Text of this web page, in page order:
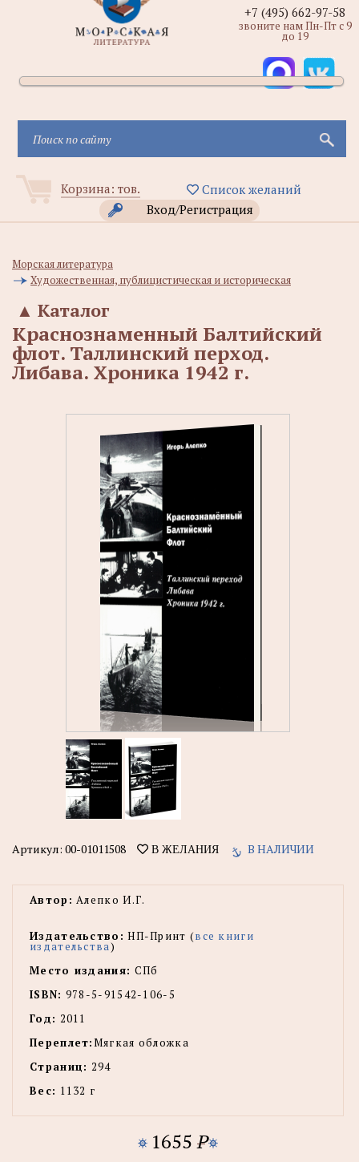
Корзина: тов.
Список желаний
Вход/Регистрация
+7 (495) 662-97-58
звоните нам Пн-Пт с 9
до 19
Морская литература
Художественная, публицистическая и историческая
Каталог
▲
Краснознаменный Балтийский
флот. Таллинский перход.
Либава. Хроника 1942 г.
Артикул: 00-01011508 В ЖЕЛАНИЯ В НАЛИЧИИ
Автор: Алепко И.Г.
Издательство: НП-Принт (все книги
издательства)
Место издания: СПб
ISBN: 978-5-91542-106-5
Год: 2011
Переплет:Мягкая обложка
Страниц: 294
Вес: 1132 г
1655 P